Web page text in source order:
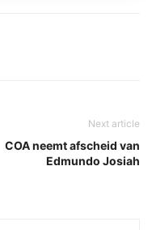
Next article
COA neemt afscheid van
Edmundo Josiah